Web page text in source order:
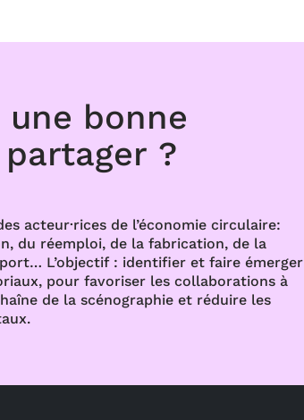
une bonne
?
acteur·rices de l’économie circulaire:
du réemploi, de la fabrication, de la
L’objectif : identifier et faire émerger
pour favoriser les collaborations à
de la scénographie et réduire les